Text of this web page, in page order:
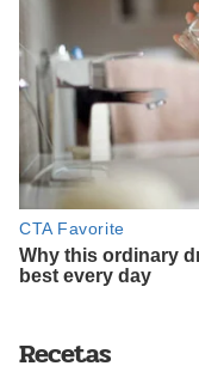
Recetas